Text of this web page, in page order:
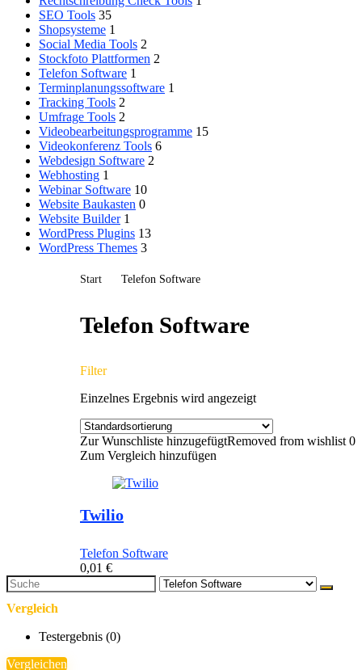
SEO Tools 35
Shopsysteme 1
Social Media Tools 2
Stockfoto Plattformen 2
Telefon Software 1
Terminplanungssoftware 1
Tracking Tools 2
Umfrage Tools 2
Videobearbeitungsprogramme 15
Videokonferenz Tools 6
Webdesign Software 2
Webhosting 1
Webinar Software 10
Website Baukasten 0
Website Builder 1
WordPress Plugins 13
WordPress Themes 3
Start Telefon Software
Telefon Software
Filter
Einzelnes Ergebnis wird angezeigt
Zur Wunschliste hinzugefügtRemoved from wishlist 0
Zum Vergleich hinzufügen
Twilio
Telefon Software
0,01 €
Vergleich
Testergebnis (0)
Vergleichen